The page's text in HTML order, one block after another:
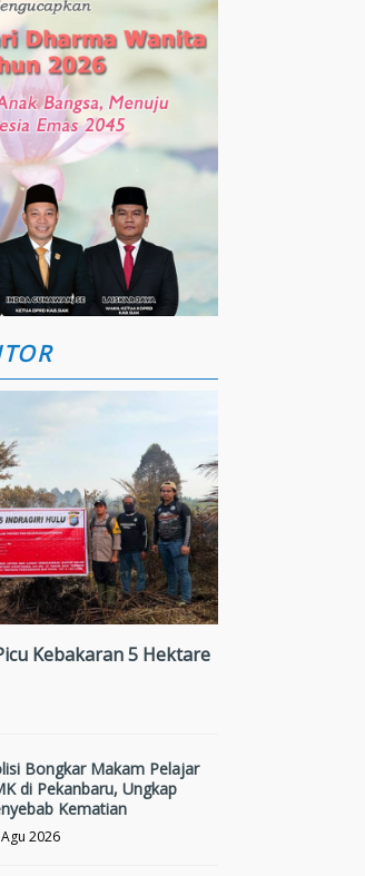
Kebakaran 5 Hektare
Bongkar Makam Pelajar
di Pekanbaru, Ungkap
Kematian
2026